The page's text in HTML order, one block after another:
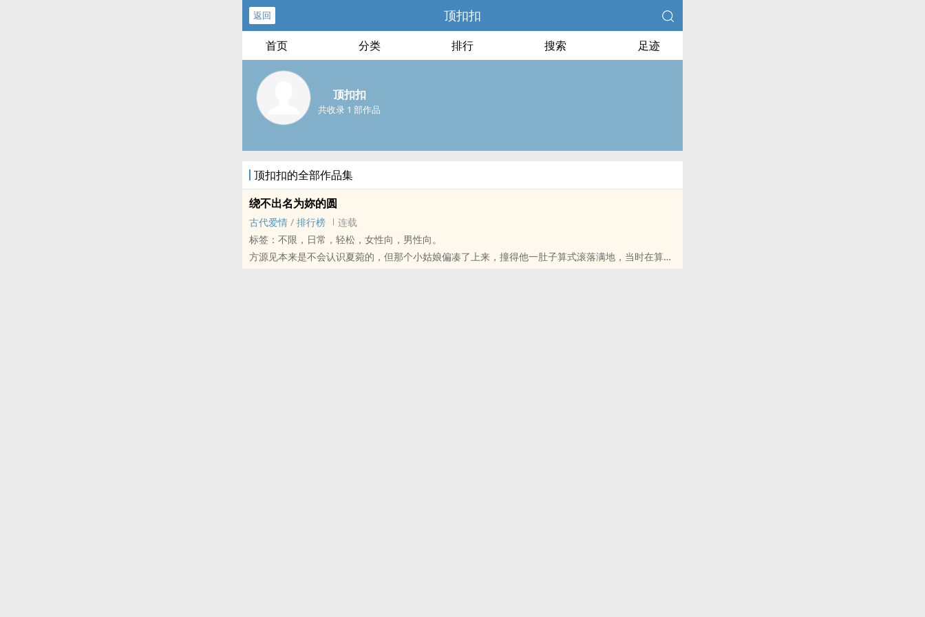
返回 顶扣扣
首页 分类 排行 搜索 足迹
顶扣扣
共收录 1 部作品
顶扣扣的全部作品集
绕不出名为妳的圆
古代爱情 / 排行榜
连载
标签：不限，日常，轻松，女性向，男性向。
方源见本来是不会认识夏菀的，但那个小姑娘偏凑了上来，撞得他一肚子算式滚落满地，当时在算些